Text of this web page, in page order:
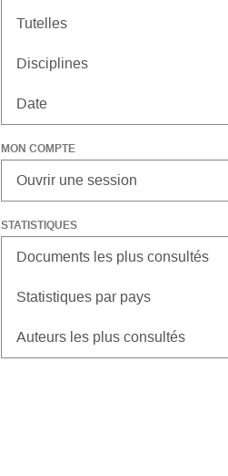
Tutelles
Disciplines
Date
MON COMPTE
Ouvrir une session
STATISTIQUES
Documents les plus consultés
Statistiques par pays
Auteurs les plus consultés